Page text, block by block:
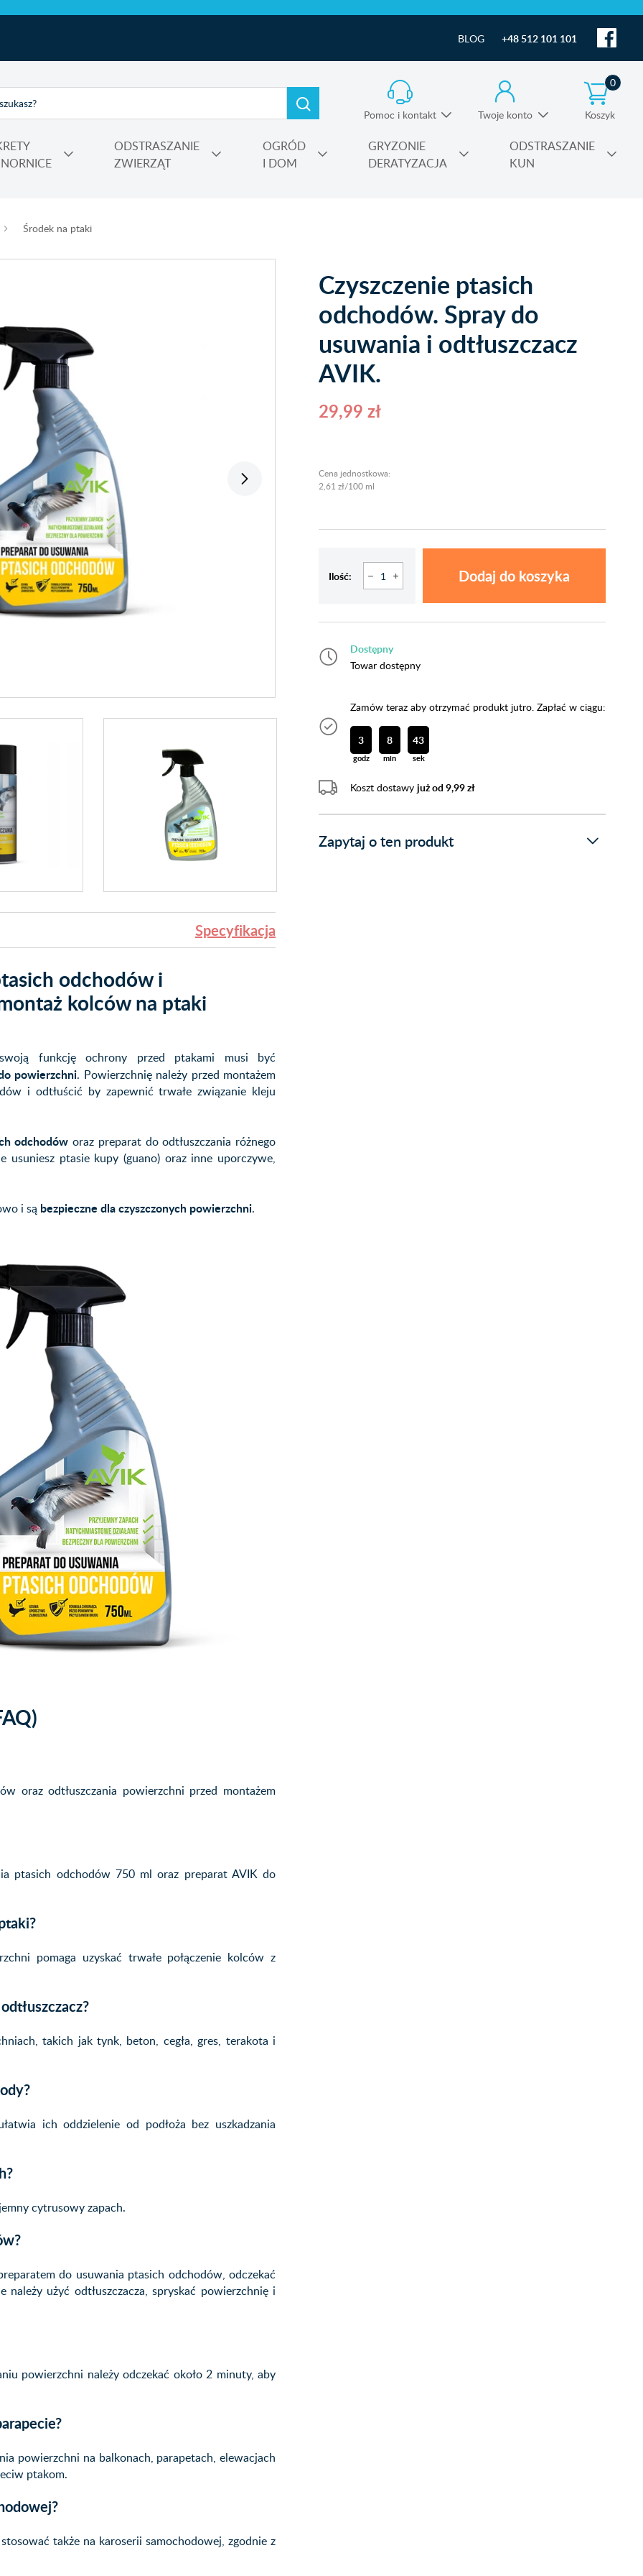
BLOG +48 512 101 101
Pomoc i kontakt Twoje konto Koszyk
0
ODSTRASZANIE
ZWIERZĄT
OGRÓD
I DOM
GRYZONIE
DERATYZACJA
ODSTRASZANIE
KUN
Środek na ptaki
Czyszczenie ptasich
odchodów. Spray do
usuwania i odtłuszczacz
AVIK.
29,99 zł
Cena jednostkowa:
2,61 zł/100 ml
Ilość: Dodaj do koszyka
Dostępny
Towar dostępny
Zamów teraz aby otrzymać produkt jutro. Zapłać w ciągu:
3
godz
8
min
43
sek
Koszt dostawy już od 9,99 zł
Zapytaj o ten produkt
Specyfikacja
odchodów i
kolców na ptaki
funkcję ochrony przed ptakami musi być
powierzchni. Powierzchnię należy przed montażem
i odtłuścić by zapewnić trwałe związanie kleju
odchodów oraz preparat do odtłuszczania różnego
usuniesz ptasie kupy (guano) oraz inne uporczywe,
i są bezpieczne dla czyszczonych powierzchni.
oraz odtłuszczania powierzchni przed montażem
ptasich odchodów 750 ml oraz preparat AVIK do
pomaga uzyskać trwałe połączenie kolców z
takich jak tynk, beton, cegła, gres, terakota i
ich oddzielenie od podłoża bez uszkadzania
cytrusowy zapach.
do usuwania ptasich odchodów, odczekać
użyć odtłuszczacza, spryskać powierzchnię i
powierzchni należy odczekać około 2 minuty, aby
powierzchni na balkonach, parapetach, elewacjach
ptakom.
także na karoserii samochodowej, zgodnie z